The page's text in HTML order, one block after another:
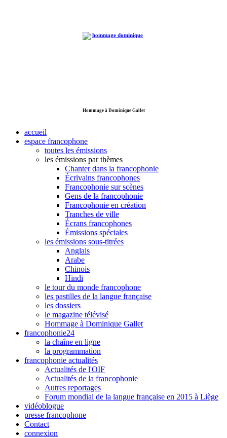
Hommage à Dominique Gallet
accueil
espace francophone
toutes les émissions
les émissions par thèmes
Chanter dans la francophonie
Écrivains francophones
Francophonie sur scènes
Gens de la francophonie
Francophonie en création
Tranches de ville
Écrans francophones
Émissions spéciales
les émissions sous-titrées
Anglais
Arabe
Chinois
Hindi
le tour du monde francophone
les pastilles de la langue française
les dossiers
le magazine télévisé
Hommage à Dominique Gallet
francophonie24
la chaîne en ligne
la programmation
francophonie actualités
Actualités de l'OIF
Actualités de la francophonie
Autres reportages
Forum mondial de la langue française en 2015 à Liège
vidéoblogue
presse francophone
Contact
connexion